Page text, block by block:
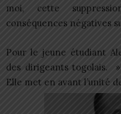
moi, cette
conséquences négatives
Pour le jeune étudiant
des dirigeants togolais.
Elle met en avant l’unité